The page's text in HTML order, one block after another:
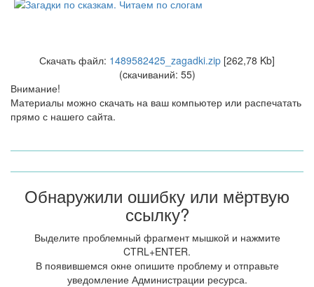
Скачать файл: 1489582425_zagadki.zip [262,78 Kb]
(cкачиваний: 55)
Внимание!
Материалы можно скачать на ваш компьютер или распечатать
прямо с нашего сайта.
Обнаружили ошибку или мёртвую
ссылку?
Выделите проблемный фрагмент мышкой и нажмите
CTRL+ENTER.
В появившемся окне опишите проблему и отправьте
уведомление Администрации ресурса.